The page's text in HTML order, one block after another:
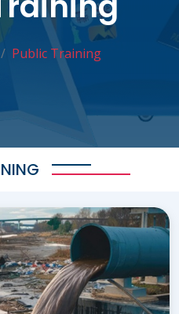
Public Training